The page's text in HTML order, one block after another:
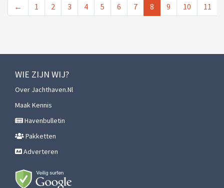
← 1 2 3 4 5 6 7 8 9 10 11
WIE ZIJN WIJ?
Over Jachthaven.nl
Maak Kennis
Havenbulletin
Pakketten
Adverteren